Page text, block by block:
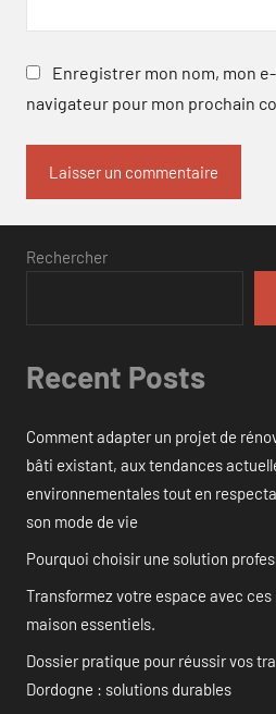
Enregistrer mon nom, mon
navigateur pour mon prochain
Rechercher
Recent Posts
Comment adapter un projet de
bâti existant, aux tendances
environnementales tout en
son mode de vie
Pourquoi choisir une solution
Transformez votre espace avec
maison essentiels.
Dossier pratique pour réussir vos
Dordogne : solutions durables